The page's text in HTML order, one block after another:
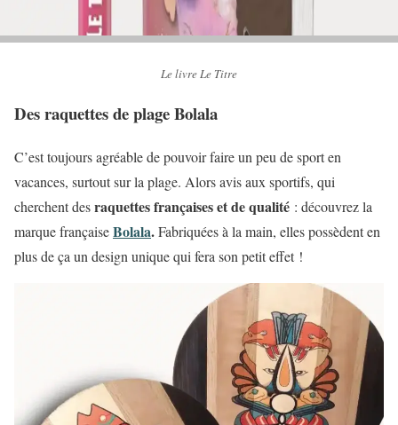
Le livre Le Titre
Des raquettes de plage Bolala
C’est toujours agréable de pouvoir faire un peu de sport en
vacances, surtout sur la plage. Alors avis aux sportifs, qui
cherchent desraquettes françaises et de qualité : découvrez la
marque françaiseBolala.Fabriquées à la main, elles possèdent en
plus de ça un design unique qui fera son petit effet !